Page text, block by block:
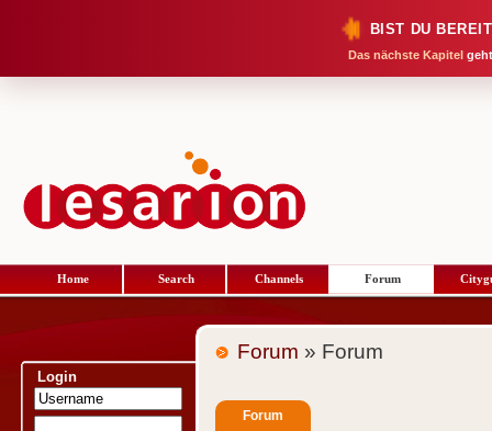
BIST DU
Das nächste Kapitel
Home Search Channels Forum
Login
Forum » Forum
Forum